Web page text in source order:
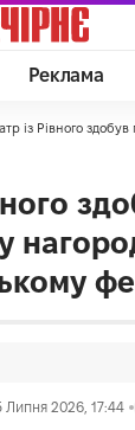
Реклама
із Рівного здобув гран-прі та
Липня 2026, 17:44